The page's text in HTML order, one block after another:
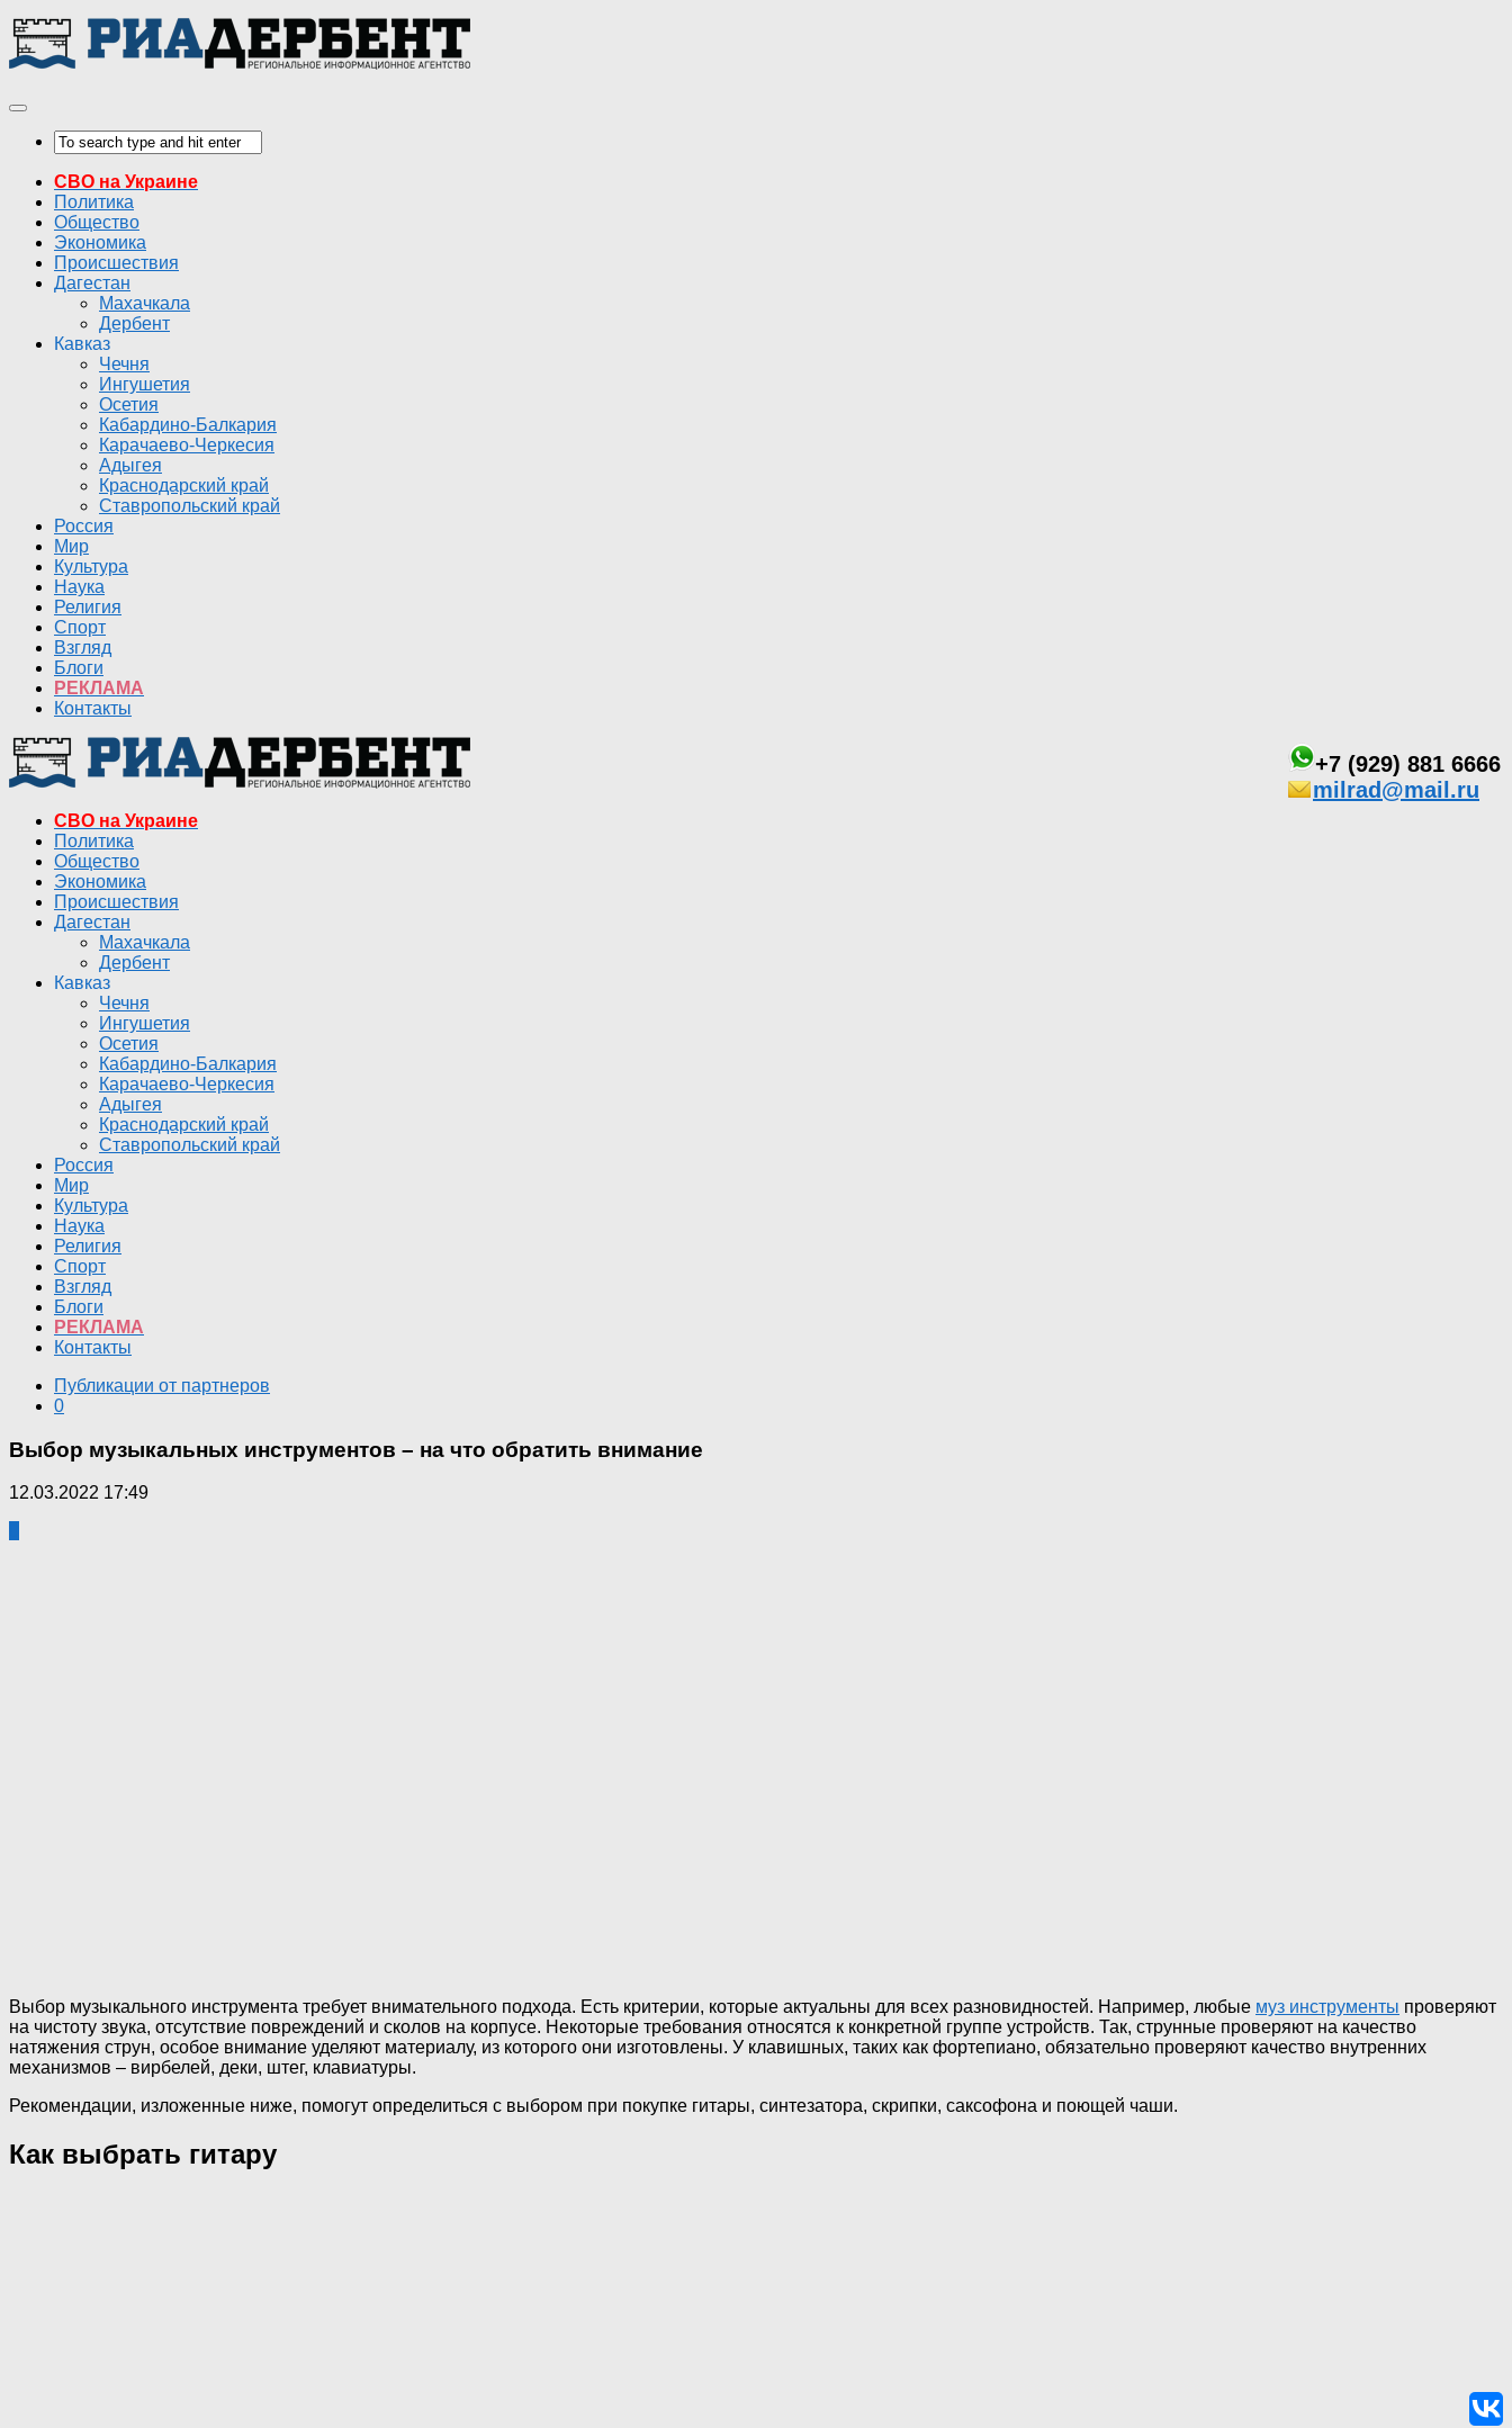
СВО на Украине
Политика
Общество
Экономика
Происшествия
Дагестан
Махачкала
Дербент
Кавказ
Чечня
Ингушетия
Осетия
Кабардино-Балкария
Карачаево-Черкесия
Адыгея
Краснодарский край
Ставропольский край
Россия
Мир
Культура
Наука
Религия
Спорт
Взгляд
Блоги
РЕКЛАМА
Контакты
+7 (929) 881 6666
milrad@mail.ru
СВО на Украине
Политика
Общество
Экономика
Происшествия
Дагестан
Махачкала
Дербент
Кавказ
Чечня
Ингушетия
Осетия
Кабардино-Балкария
Карачаево-Черкесия
Адыгея
Краснодарский край
Ставропольский край
Россия
Мир
Культура
Наука
Религия
Спорт
Взгляд
Блоги
РЕКЛАМА
Контакты
Публикации от партнеров
0
Выбор музыкальных инструментов – на что обратить внимание
12.03.2022 17:49
Выбор музыкального инструмента требует внимательного подхода. Есть критерии, которые актуальны для всех разновидностей. Например, любые муз инструменты проверяют
на чистоту звука, отсутствие повреждений и сколов на корпусе. Некоторые требования относятся к конкретной группе устройств. Так, струнные проверяют на качество
натяжения струн, особое внимание уделяют материалу, из которого они изготовлены. У клавишных, таких как фортепиано, обязательно проверяют качество внутренних
механизмов – вирбелей, деки, штег, клавиатуры.
Рекомендации, изложенные ниже, помогут определиться с выбором при покупке гитары, синтезатора, скрипки, саксофона и поющей чаши.
Как выбрать гитару